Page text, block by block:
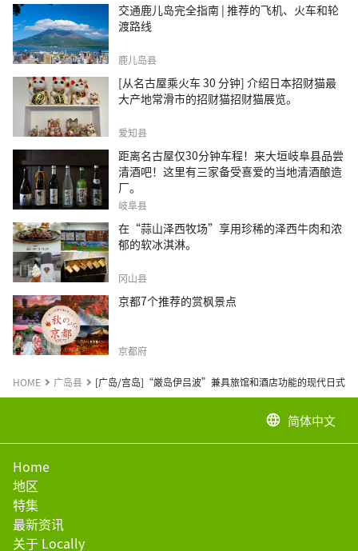
交通鹿儿岛完全指南 | 推荐的飞机、火车和轮
渡路线
鹿儿岛县
[从名古屋乘火车 30 分钟] 介绍日本招财猫最
大产地常滑市的招财猫招财猫展览。
爱知县
距离名古屋仅30分钟车程！来大垣岐阜县品尝
清酒吧！这里有三家备受喜爱的当地清酒酿造
厂。
岐阜县
在“蒜山泽西牧场”享用珍稀的泽西牛肉和浓
郁的软冰淇淋。
冈山县
京都7个推荐的赏枫景点
京都府
HOME 广岛县 [广岛/宫岛]“厳岛伊吕波”兼具旅馆和酒店功能的现代日式旅
language 简体中文
Home
地区
特集
最新资讯
关于 Locally